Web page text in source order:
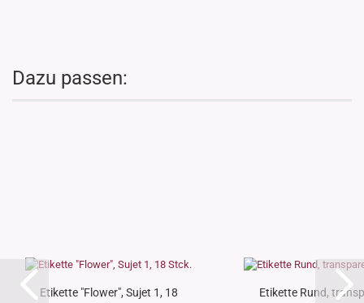
Dazu passen:
Etikette "Flower", Sujet 1, 18
Etikette Rund,